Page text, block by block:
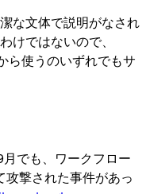
な文体で説明がなされ
けではないので、
ら使うのいずれでもサ
でも、ワークフロー
撃された事件があっ